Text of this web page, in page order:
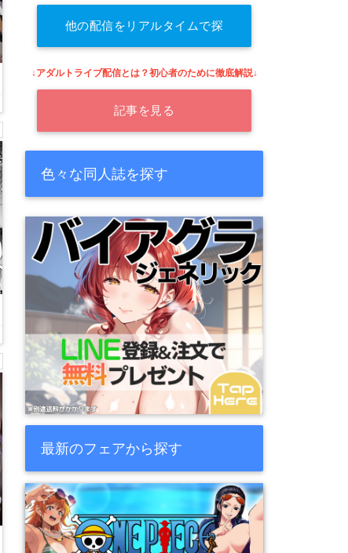
他の配信をリアルタイムで探
す
↓アダルトライブ配信とは？初心者のために徹底解説↓
記事を見る
色々な同人誌を探す
最新のフェアから探す